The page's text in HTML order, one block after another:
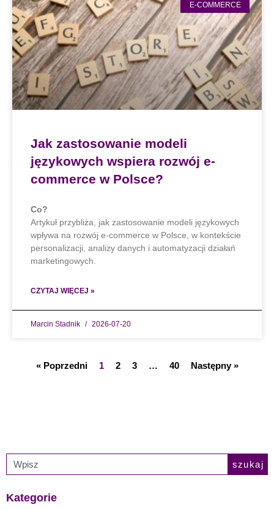
E-COMMERCE
Jak zastosowanie modeli
językowych wspiera rozwój e-
commerce w Polsce?
Co?
Artykuł przybliża, jak zastosowanie modeli językowych
wpływa na rozwój e-commerce w Polsce, w kontekście
personalizacji, analizy danych i automatyzacji działań
marketingowych.
CZYTAJ WIĘCEJ »
Marcin Stadnik 2026-07-20
« Poprzedni 1 2 3 … 40 Następny »
szukaj
Kategorie